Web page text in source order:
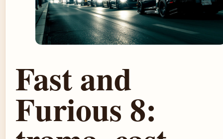
Fast and
Furious 8: